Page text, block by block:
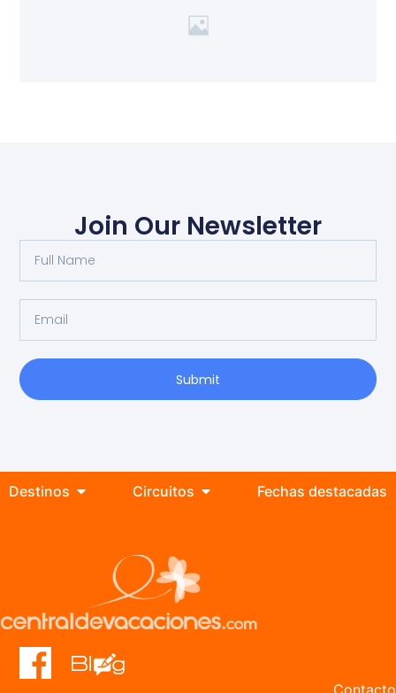
Join Our Newsletter
Submit
Destinos Circuitos Fechas destacadas